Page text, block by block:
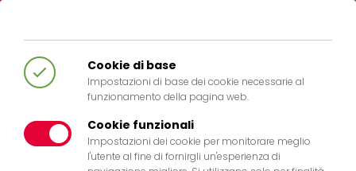
Cookie di base
Impostazioni di base dei cookie necessarie al
funzionamento della pagina web.
Cookie funzionali
Impostazioni dei cookie per monitorare meglio
l'utente al fine di fornirgli un'esperienza di